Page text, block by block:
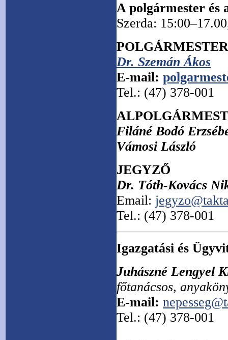
A polgármester és
Szerda:
POLGÁRMESTER
Dr. Szemán Ákos
E-mail:
Tel.: (47) 378-001
Filáné Bodó
Vámosi László
JEGYZŐ
Dr. Tóth-Kovács
Email:
Tel.: (47) 378-001
Igazgatási és
Juhászné Lengyel
főtanácsos,
E-mail:
Tel.: (47) 378-001